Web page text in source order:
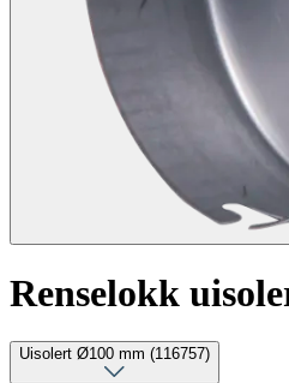
Renselokk
Uisolert Ø100 mm (116757)